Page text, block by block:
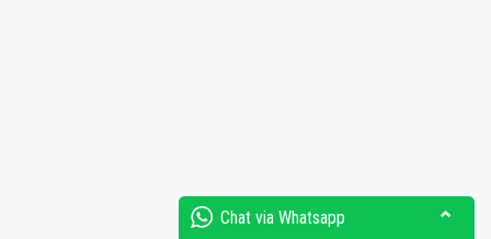
Chat via Whatsapp